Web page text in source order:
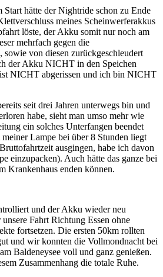
Start hätte der Nightride schon zu Ende
meines Scheinwerferakkus
löste, der Akku somit nur noch am
mehrfach gegen die
sowie von diesen zurückgeschleudert
der Akku NICHT in den Speichen
NICHT abgerissen und ich bin NICHT
seit drei Jahren unterwegs bin und
habe, sieht man umso mehr wie
ein solches Unterfangen beendet
Lampe bei über 8 Stunden liegt
ausgingen, habe ich davon
einzupacken). Auch hätte das ganze bei
Krankenhaus enden können.
und der Akku wieder neu
Fahrt Richtung Essen ohne
fortsetzen. Die ersten 50km rollten
und wir konnten die Vollmondnacht bei
Baldeneysee voll und ganz genießen.
Zusammenhang die totale Ruhe.